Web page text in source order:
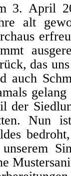
3. April
alt
das
auch
der
Nun